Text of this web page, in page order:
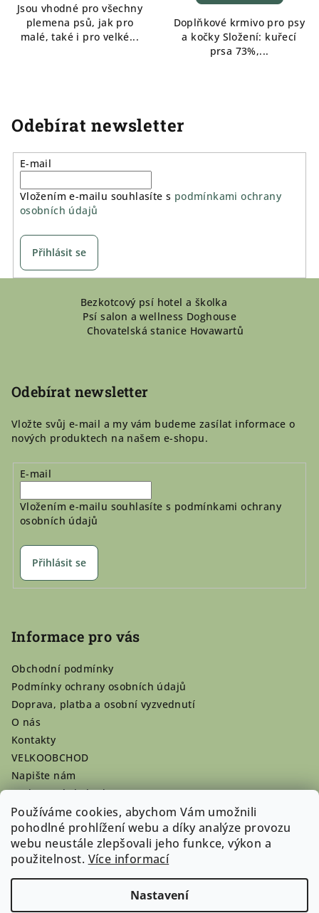
Používáme cookies, abychom Vám umožnili
pohodlné prohlížení webu a díky analýze provozu
webu neustále zlepšovali jeho funkce, výkon a
použitelnost. Více informací
Nastavení
Jsou vhodné pro všechny
plemena psů, jak pro
malé, také i pro velké...
Doplňkové krmivo pro psy
a kočky Složení: kuřecí
prsa 73%,...
Odebírat newsletter
E-mail
Vložením e-mailu souhlasíte s podmínkami ochrany
osobních údajů
Přihlásit se
Bezkotcový psí hotel a školka
Psí salon a wellness Doghouse
Chovatelská stanice Hovawartů
Odebírat newsletter
Vložte svůj e-mail a my vám budeme zasílat informace o
nových produktech na našem e-shopu.
E-mail
Vložením e-mailu souhlasíte s podmínkami ochrany
osobních údajů
Přihlásit se
Informace pro vás
Obchodní podmínky
Podmínky ochrany osobních údajů
Doprava, platba a osobní vyzvednutí
O nás
Kontakty
VELKOOBCHOD
Napište nám
Hodnocení obchodu
Registrace se vyplatí!
Pamlsky na míru
Nepřevzaté dobírky